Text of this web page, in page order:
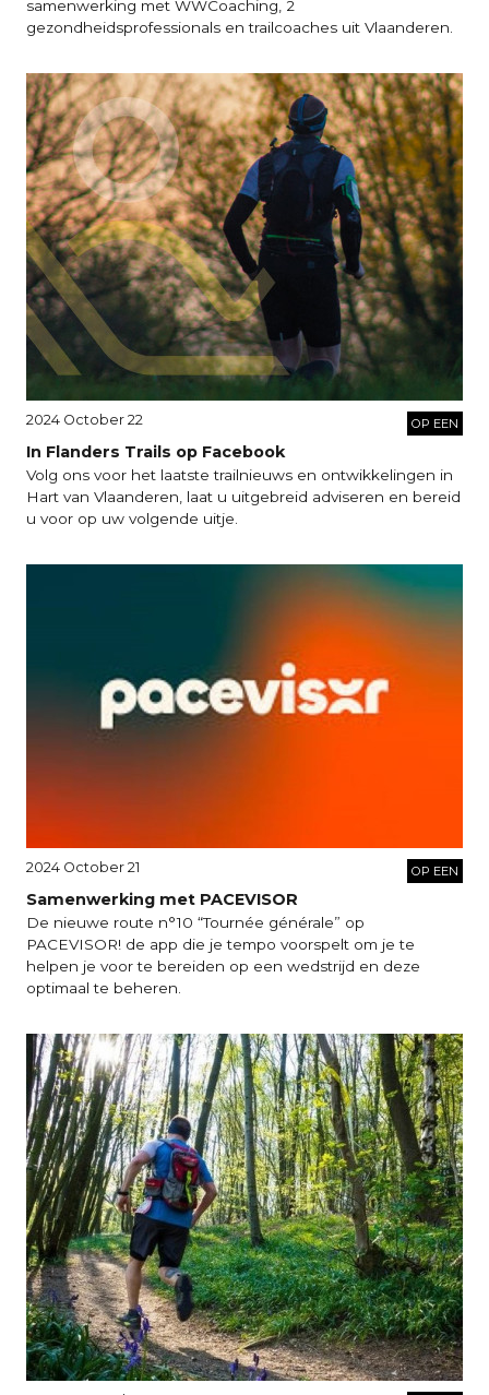
samenwerking met WWCoaching, 2
gezondheidsprofessionals en trailcoaches uit Vlaanderen.
2024 October 22 OP EEN
In Flanders Trails op Facebook
Volg ons voor het laatste trailnieuws en ontwikkelingen in
Hart van Vlaanderen, laat u uitgebreid adviseren en bereid
u voor op uw volgende uitje.
2024 October 21 OP EEN
Samenwerking met PACEVISOR
De nieuwe route n°10 “Tournée générale” op
PACEVISOR! de app die je tempo voorspelt om je te
helpen je voor te bereiden op een wedstrijd en deze
optimaal te beheren.